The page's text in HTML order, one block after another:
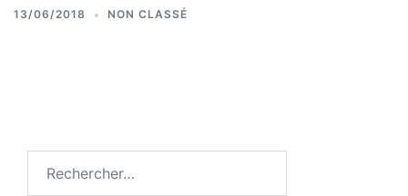
13/06/2018 NON CLASSÉ